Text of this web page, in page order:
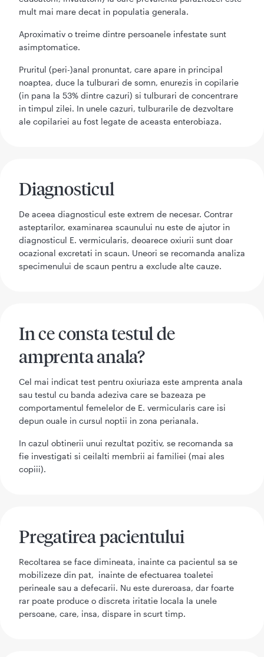
mult mai mare decat in populatia generala.
Aproximativ o treime dintre persoanele infestate sunt
asimptomatice.
Pruritul (peri-)anal pronuntat, care apare in principal
noaptea, duce la tulburari de somn, enurezis in copilarie
(in pana la 53% dintre cazuri) si tulburari de concentrare
in timpul zilei. In unele cazuri, tulburarile de dezvoltare
ale copilariei au fost legate de aceasta enterobiaza.
Diagnosticul
De aceea diagnosticul este extrem de necesar. Contrar
asteptarilor, examinarea scaunului nu este de ajutor in
diagnosticul E. vermicularis, deoarece oxiurii sunt doar
ocazional excretati in scaun. Uneori se recomanda analiza
specimenului de scaun pentru a exclude alte cauze.
In ce consta testul de
amprenta anala?
Cel mai indicat test pentru oxiuriaza este amprenta anala
sau testul cu banda adeziva care se bazeaza pe
comportamentul femelelor de E. vermicularis care isi
depun ouale in cursul noptii in zona perianala.
In cazul obtinerii unui rezultat pozitiv, se recomanda sa
fie investigati si ceilalti membrii ai familiei (mai ales
copiii).
Pregatirea pacientului
Recoltarea se face dimineata, inainte ca pacientul sa se
mobilizeze din pat, inainte de efectuarea toaletei
perineale sau a defecarii. Nu este dureroasa, dar foarte
rar poate produce o discreta iritatie locala la unele
persoane, care, insa, dispare in scurt timp.